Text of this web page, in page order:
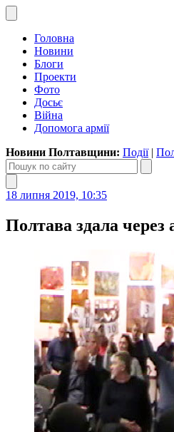
Головна
Новини
Блоги
Проекти
Фото
Досьє
Війна
Допомога армії
Новини Полтавщини: Події|
18 липня 2019, 10:35
Полтава здала через